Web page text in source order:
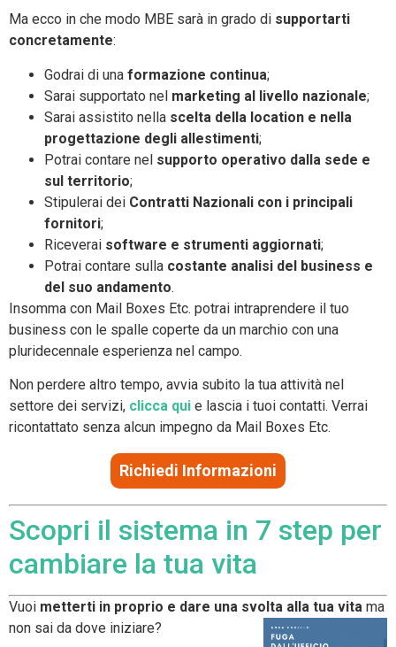
Ma ecco in che modo MBE sarà in grado di supportarti
concretamente:
Godrai di una formazione continua;
Sarai supportato nel marketing al livello nazionale;
Sarai assistito nella scelta della location e nella
progettazione degli allestimenti;
Potrai contare nel supporto operativo dalla sede e
sul territorio;
Stipulerai dei Contratti Nazionali con i principali
fornitori;
Riceverai software e strumenti aggiornati;
Potrai contare sulla costante analisi del business e
del suo andamento.
Insomma con Mail Boxes Etc. potrai intraprendere il tuo
business con le spalle coperte da un marchio con una
pluridecennale esperienza nel campo.
Non perdere altro tempo, avvia subito la tua attività nel
settore dei servizi, clicca qui e lascia i tuoi contatti. Verrai
ricontattato senza alcun impegno da Mail Boxes Etc.
Richiedi Informazioni
Scopri il sistema in 7 step per
cambiare la tua vita
Vuoi metterti in proprio e dare una svolta alla tua vita ma
non sai da dove iniziare?